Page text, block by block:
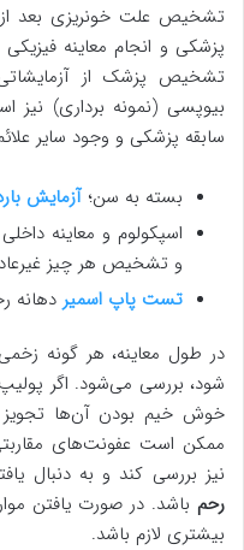
تشخیص علت خونریزی بعد از
پزشکی و انجام معاینه
تشخیص پزشک از
بیوپسی (نمونه برداری) نیز
سابقه پزشکی و وجود سایر
بسته به سن؛آزمایش
اسپکولوم و معاینه
و تشخیص هر چیز
تست پاپ اسمیر دهانه
در طول معاینه، هر گونه
شود، بررسی می‌شود. اگر پولیپ
خوش خیم بودن آن‌ها تجویز
نیز بررسی کند و به دنبال
رحم باشد. در صورت یافتن
بیشتری لازم باشد.